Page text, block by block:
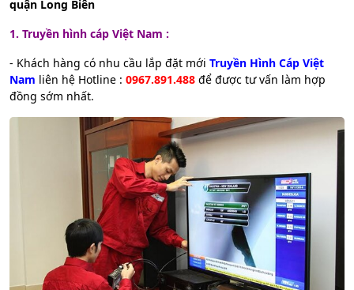
quận Long Biên
1. Truyền hình cáp Việt Nam :
- Khách hàng có nhu cầu lắp đặt mới Truyền Hình Cáp Việt
Nam liên hệ Hotline : 0967.891.488 để được tư vấn làm hợp
đồng sớm nhất.